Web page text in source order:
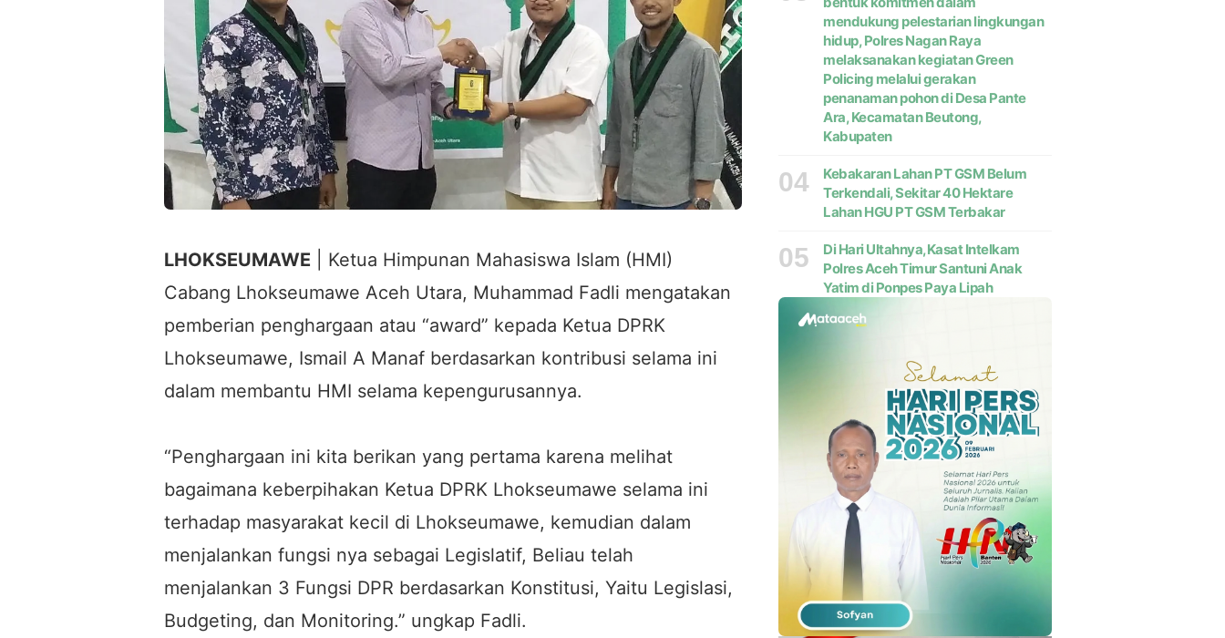
LHOKSEUMAWE | Ketua Himpunan Mahasiswa Islam (HMI)
Cabang Lhokseumawe Aceh Utara, Muhammad Fadli mengatakan
pemberian penghargaan atau “award” kepada Ketua DPRK
Lhokseumawe, Ismail A Manaf berdasarkan kontribusi selama ini
dalam membantu HMI selama kepengurusannya.
“Penghargaan ini kita berikan yang pertama karena melihat
bagaimana keberpihakan Ketua DPRK Lhokseumawe selama ini
terhadap masyarakat kecil di Lhokseumawe, kemudian dalam
menjalankan fungsi nya sebagai Legislatif, Beliau telah
menjalankan 3 Fungsi DPR berdasarkan Konstitusi, Yaitu Legislasi,
Budgeting, dan Monitoring.” ungkap Fadli.
mendukung pelestarian lingkungan
hidup, Polres Nagan Raya
melaksanakan kegiatan Green
Policing melalui gerakan
penanaman pohon di Desa Pante
Ara, Kecamatan Beutong,
Kabupaten
04
Kebakaran Lahan PT GSM Belum
Terkendali, Sekitar 40 Hektare
Lahan HGU PT GSM Terbakar
05
Di Hari Ultahnya,Kasat Intelkam
Polres Aceh Timur Santuni Anak
Yatim di Ponpes Paya Lipah